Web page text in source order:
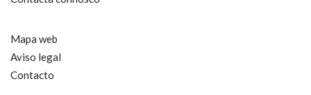
Mapa web
Aviso legal
Contacto